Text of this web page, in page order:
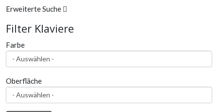
Erweiterte Suche
Filter Klaviere
Farbe
Oberfläche